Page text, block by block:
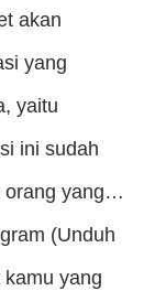
akan
yang
yaitu
ini sudah
orang yang…
(Unduh
yang